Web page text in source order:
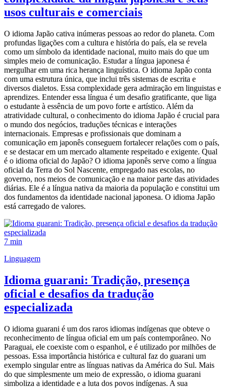
usos culturais e comerciais
O idioma Japão cativa inúmeras pessoas ao redor do planeta. Com
profundas ligações com a cultura e história do país, ela se revela
como um símbolo da identidade nacional, muito mais do que um
simples meio de comunicação. Estudar a língua japonesa é
mergulhar em uma rica herança linguística. O idioma Japão conta
com uma estrutura única, que inclui três sistemas de escrita e
diversos dialetos. Essa complexidade gera admiração em linguistas e
aprendizes. Entender essa língua é um desafio gratificante, que liga
o estudante à essência de um povo forte e artístico. Além da
atratividade cultural, o conhecimento do idioma Japão é crucial para
o mundo dos negócios, traduções técnicas e interações
internacionais. Empresas e profissionais que dominam a
comunicação em japonês conseguem fortalecer relações com o país,
e se destacar em um mercado altamente respeitado e exigente. Qual
é o idioma oficial do Japão? O idioma japonês serve como a língua
oficial da Terra do Sol Nascente, empregado nas escolas, no
governo, nos meios de comunicação e na maior parte das atividades
diárias. Ele é a língua nativa da maioria da população e constitui um
dos fundamentos da identidade nacional japonesa. O idioma Japão
está carregado de valores.
7 min
Linguagem
Idioma guarani: Tradição, presença
oficial e desafios da tradução
especializada
O idioma guarani é um dos raros idiomas indígenas que obteve o
reconhecimento de língua oficial em um país contemporâneo. No
Paraguai, ele coexiste com o espanhol, e é utilizado por milhões de
pessoas. Essa importância histórica e cultural faz do guarani um
exemplo singular entre as línguas nativas da América do Sul. Mais
do que simplesmente um meio de expressão, o idioma guarani
simboliza a identidade e a luta dos povos indígenas. A sua